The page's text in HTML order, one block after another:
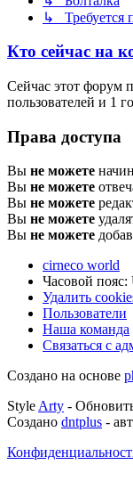
↳ Требуется
Кто сейчас на
Сейчас этот форум
пользователей и 1
Права доступа
Вы не можете
Вы не можете
Вы не можете
Вы не можете
Вы не можете
cirneco world
Часовой пояс:
Удалить
Пользователи
Наша команда
Связаться с
Создано на основе
StyleArty -
Создано dntplus -